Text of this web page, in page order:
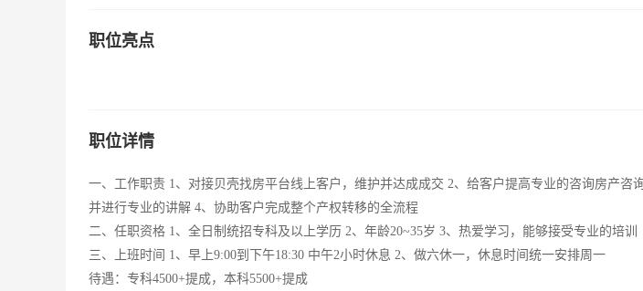
职位亮点
职位详情
一、工作职责 1、对接贝壳找房平台线上客户，维护并达成成交 2、给客户提高专业的咨询房产咨
并进行专业的讲解 4、协助客户完成整个产权转移的全流程
二、任职资格 1、全日制统招专科及以上学历 2、年龄20~35岁 3、热爱学习，能够接受专业的培训
三、上班时间 1、早上9:00到下午18:30 中午2小时休息 2、做六休一，休息时间统一安排周一
待遇：专科4500+提成，本科5500+提成